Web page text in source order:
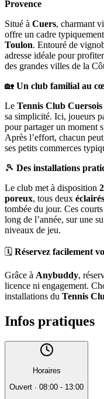
Provence
Situé à Cuers, charmant
offre un cadre
Toulon. Entouré de
adresse idéale pour
des grandes villes de la
🏡 Un club familial au
Le Tennis Club Cuersois
sa simplicité. Ici, joueurs
pour partager un moment
Après l’effort, chacun
ses petits commerces
🎾 Des installations
Le club met à disposition
poreux, tous deux éclairés
tombée du jour. Ces
long de l’année, sur une
niveaux de jeu.
🗓️ Réservez facilement
Grâce à Anybuddy,
licence ni engagement.
installations du Tennis
Infos pratiques
Horaires
Ouvert · 08:00 - 13:00